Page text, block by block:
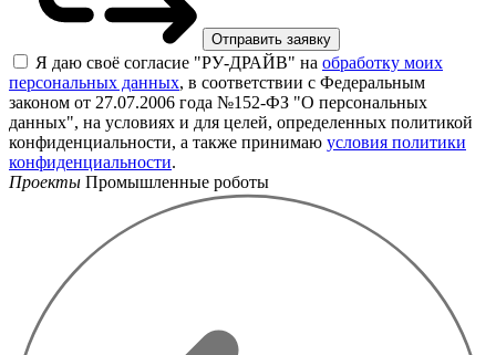
Я даю своё согласие "РУ-ДРАЙВ" на обработку моих
персональных данных, в соответствии с Федеральным
законом от 27.07.2006 года №152-ФЗ "О персональных
данных", на условиях и для целей, определенных политикой
конфиденциальности, а также принимаю условия политики
конфиденциальности.
Проекты Промышленные роботы